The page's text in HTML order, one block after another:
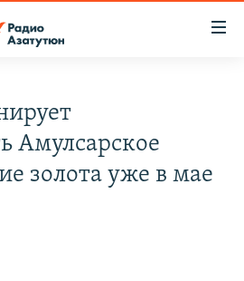
Амулсарское
золота уже в мае